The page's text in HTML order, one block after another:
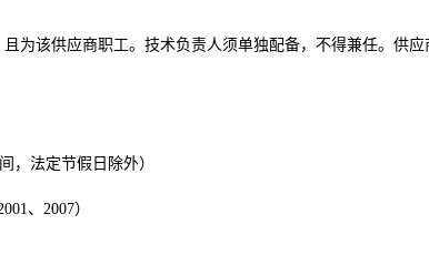
该供应商职工。技术负责人须单独配备，不得兼任。供
，法定节假日除外）
、2007）